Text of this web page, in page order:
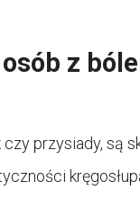
z
przysiady, są